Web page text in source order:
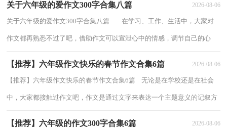
关于六年级的爱作文300字合集八篇 2026-08-06
关于六年级的爱作文300字合集八篇 在学习、工作、生活中，大家对
作文都再熟悉不过了吧，借助作文可以宣泄心中的情感，调节自己的心
【推荐】六年级作文快乐的春节作文合集6篇 2026-08-06
【推荐】六年级作文快乐的春节作文合集6篇 无论是在学校还是在社会
中，大家都接触过作文吧，作文是通过文字来表达一个主题意义的记叙方
【推荐】六年级的作文300字合集6篇 2026-08-06